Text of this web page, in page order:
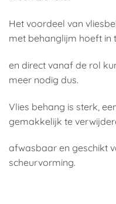
Het voordeel van
met behanglijm hoeft in
en direct vanaf de rol
meer nodig dus.
Vlies behang is sterk,
gemakkelijk te
afwasbaar en geschikt
scheurvorming.